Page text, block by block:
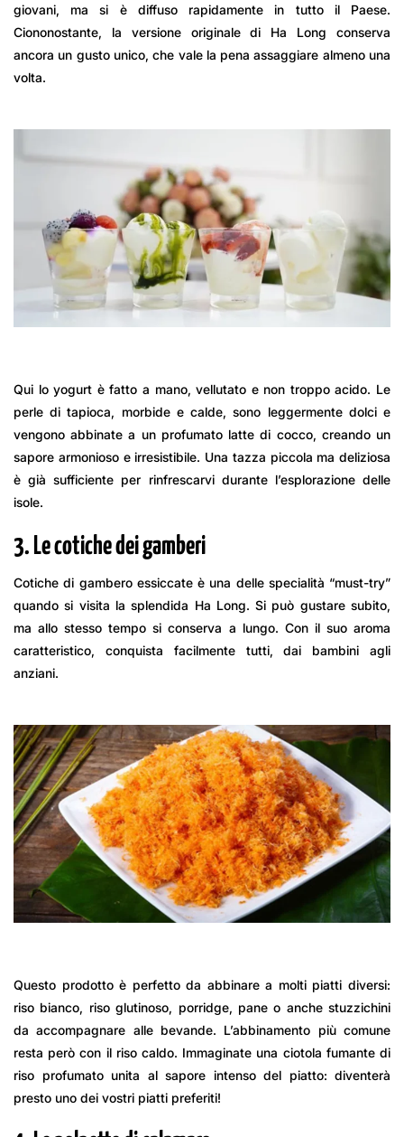
giovani, ma si è diffuso rapidamente in tutto il Paese.
Ciononostante, la versione originale di Ha Long conserva
ancora un gusto unico, che vale la pena assaggiare almeno una
volta.
Qui lo yogurt è fatto a mano, vellutato e non troppo acido. Le
perle di tapioca, morbide e calde, sono leggermente dolci e
vengono abbinate a un profumato latte di cocco, creando un
sapore armonioso e irresistibile. Una tazza piccola ma deliziosa
è già sufficiente per rinfrescarvi durante l’esplorazione delle
isole.
3. Le cotiche dei gamberi
Cotiche di gambero essiccate è una delle specialità “must-try”
quando si visita la splendida Ha Long. Si può gustare subito,
ma allo stesso tempo si conserva a lungo. Con il suo aroma
caratteristico, conquista facilmente tutti, dai bambini agli
anziani.
Questo prodotto è perfetto da abbinare a molti piatti diversi:
riso bianco, riso glutinoso, porridge, pane o anche stuzzichini
da accompagnare alle bevande. L’abbinamento più comune
resta però con il riso caldo. Immaginate una ciotola fumante di
riso profumato unita al sapore intenso del piatto: diventerà
presto uno dei vostri piatti preferiti!